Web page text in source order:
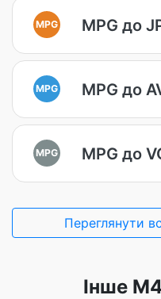
MPG MPG до
MPG MPG до
MPG MPG до
Переглянути
Інше